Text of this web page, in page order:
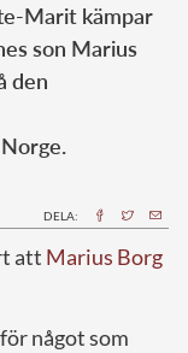
Marit kämpar
son Marius
den
DELA:
att Marius Borg
något som